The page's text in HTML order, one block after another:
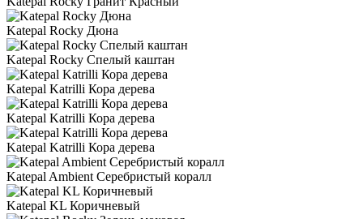
Katepal Rocky Дюна
Katepal Rocky Спелый каштан
Katepal Katrilli Кора дерева
Katepal Katrilli Кора дерева
Katepal Katrilli Кора дерева
Katepal Ambient Серебристый коралл
Katepal KL Коричневый